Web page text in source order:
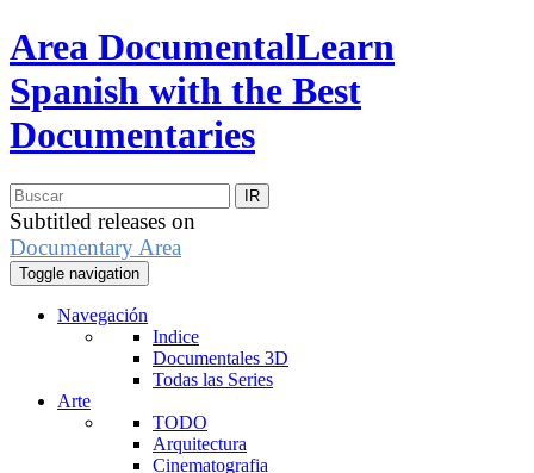
Area DocumentalLearn
Spanish with the Best
Documentaries
Subtitled releases on
Documentary Area
Toggle navigation
Navegación
Indice
Documentales 3D
Todas las Series
Arte
TODO
Arquitectura
Cinematografia